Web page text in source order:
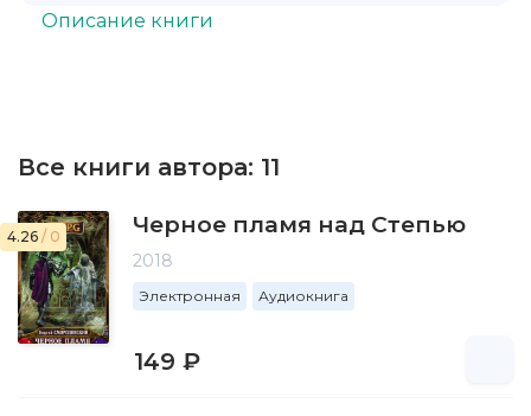
Описание книги
Все книги автора: 11
4.26 / 0 Черное пламя над Степью
2018
Электронная Аудиокнига
149 ₽